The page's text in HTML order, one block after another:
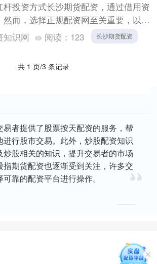
投资方式长沙期货配资，通过借用资
而，选择正规配资网至关重要，以确
益。 济南银环期货配资提供高达1:10
知识网 阅读： 123 长沙期货配资
共 1 页/3 条记录
易者提供了股票按天配资的服务，帮
进行股市交易。此外，炒股配资知识
炒股相关的知识，提升交易者的市场
指期货配资也逐渐受到关注，许多交
靠的配资平台进行操作。